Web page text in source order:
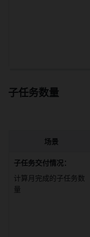
子任务数量
场景
子任务交付情况：
计算月完成的子任务数
量